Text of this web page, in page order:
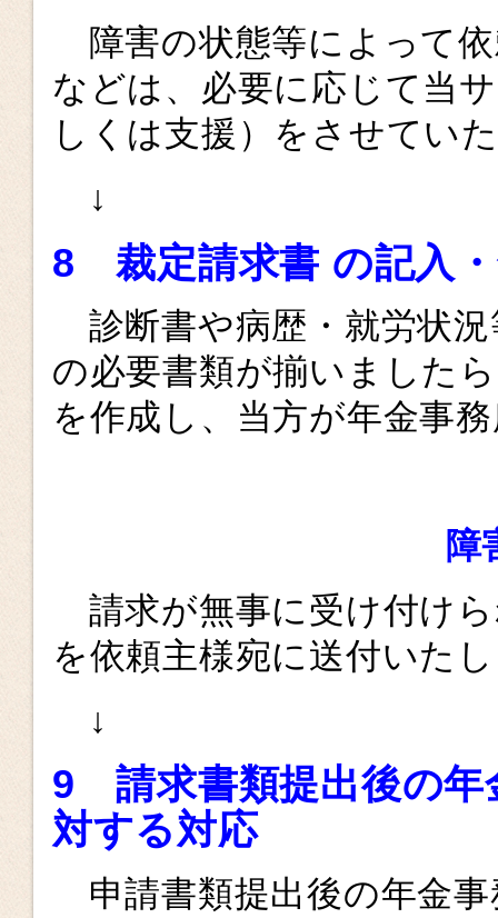
障害の状態等によって
などは、必要に応じて当
しくは支援）をさせてい
↓
8 裁定請求書 の記入
診断書や病歴・就労状況
の必要書類が揃いました
を作成し、当方が年金事
障
請求が無事に受け付け
を依頼主様宛に送付いた
↓
9 請求書類提出後の
対する対応
申請書類提出後の年金